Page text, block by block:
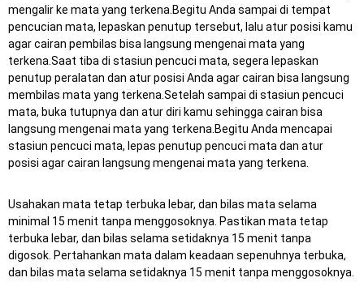
mengalir ke mata yang terkena.Begitu Anda sampai di tempat
pencucian mata, lepaskan penutup tersebut, lalu atur posisi kamu
agar cairan pembilas bisa langsung mengenai mata yang
terkena.Saat tiba di stasiun pencuci mata, segera lepaskan
penutup peralatan dan atur posisi Anda agar cairan bisa langsung
membilas mata yang terkena.Setelah sampai di stasiun pencuci
mata, buka tutupnya dan atur diri kamu sehingga cairan bisa
langsung mengenai mata yang terkena.Begitu Anda mencapai
stasiun pencuci mata, lepas penutup pencuci mata dan atur
posisi agar cairan langsung mengenai mata yang terkena.
Usahakan mata tetap terbuka lebar, dan bilas mata selama
minimal 15 menit tanpa menggosoknya. Pastikan mata tetap
terbuka lebar, dan bilas selama setidaknya 15 menit tanpa
digosok. Pertahankan mata dalam keadaan sepenuhnya terbuka,
dan bilas mata selama setidaknya 15 menit tanpa menggosoknya.